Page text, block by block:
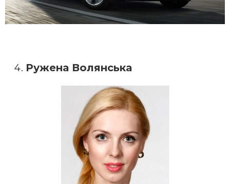
Ружена Волянська